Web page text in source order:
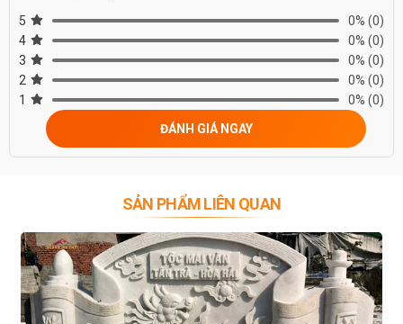
5 0% (0)
4
0% (0)
3
0% (0)
2
0% (0)
1
0% (0)
ĐÁNH GIÁ NGAY
SẢN PHẨM LIÊN QUAN